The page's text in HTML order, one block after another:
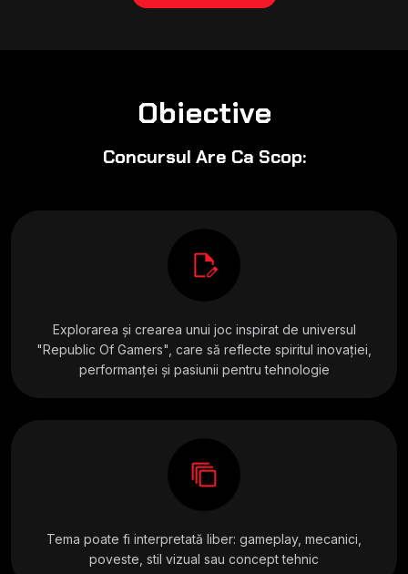
Obiective
Concursul Are Ca Scop:
edit_document
Explorarea și crearea unui joc inspirat de universul
"Republic Of Gamers", care să reflecte spiritul inovației,
performanței și pasiunii pentru tehnologie
auto_awesome_motion
Tema poate fi interpretată liber: gameplay, mecanici,
poveste, stil vizual sau concept tehnic